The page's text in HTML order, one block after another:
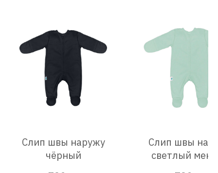
Слип швы наружу
чёрный
Слип швы
светлый